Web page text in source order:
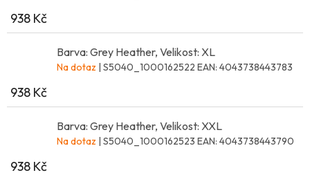
938 Kč
Barva: Grey Heather, Velikost: XL
Na dotaz | S5040_1000162522 EAN: 4043738443783
938 Kč
Barva: Grey Heather, Velikost: XXL
Na dotaz | S5040_1000162523 EAN: 4043738443790
938 Kč